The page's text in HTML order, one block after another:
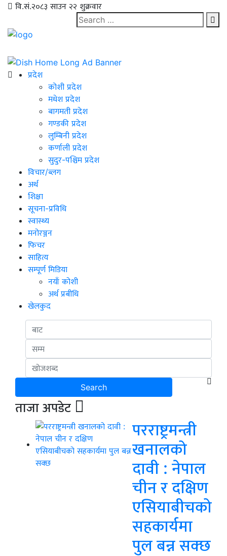
वि.सं.२०८३ साउन २२ शुक्रवार
प्रदेश
कोशी प्रदेश
मधेश प्रदेश
बागमती प्रदेश
गण्डकी प्रदेश
लुम्बिनी प्रदेश
कर्णाली प्रदेश
सुदुर-पश्चिम प्रदेश
विचार/ब्लग
अर्थ
शिक्षा
सूचना-प्रविधि
स्वास्थ्य
मनोरञ्जन
फिचर
साहित्य
सम्पूर्ण मिडिया
नयाँ कोशी
अर्थ प्रबीधि
खेलकुद
ताजा अपडेट
परराष्ट्रमन्त्री
खनालको
दावी : नेपाल
चीन र दक्षिण
एसियाबीचको
सहकार्यमा
पुल बन्न सक्छ